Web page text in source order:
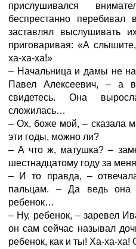
прислушивался
беспрестанно перебивал
заставлял выслушивать
приговаривая: «А
ха-ха-ха!»
– Начальница и дамы не
Павел Алексеевич, – а
свидетесь. Она
сложилась…
– Ох, боже мой, – сказала
эти годы, можно ли?
– А что ж, матушка? –
шестнадцатому году за
– И то правда, –
пальцам. – Да ведь она
ребенок…
– Ну, ребенок, – заревел
он сам сейчас называл
ребенок, как и ты! Ха-ха-